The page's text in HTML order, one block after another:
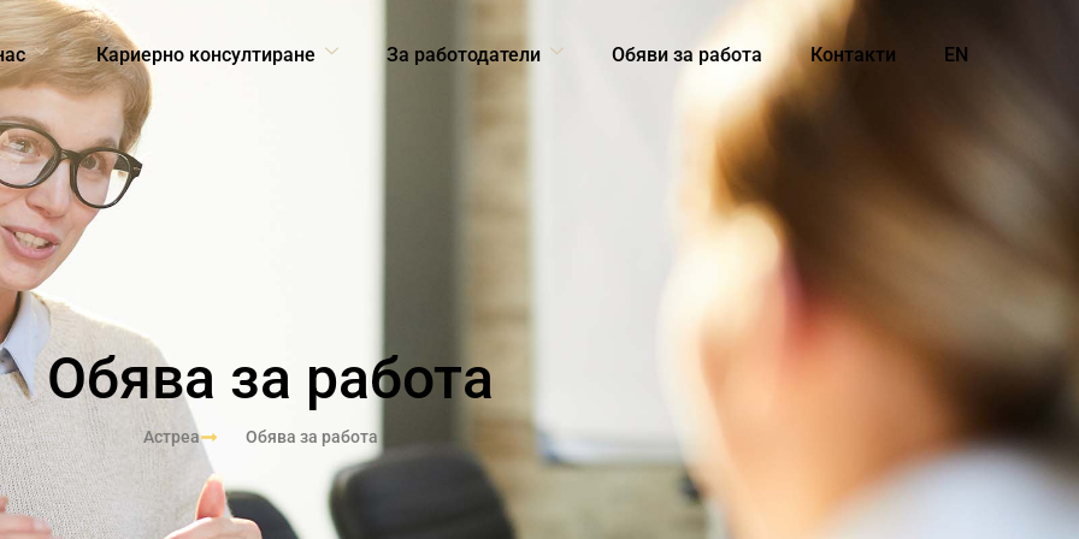
Кариерно консултиране За работодатели Обяви за работа Контакти EN
Обява за работа
Астреа Обява за работа